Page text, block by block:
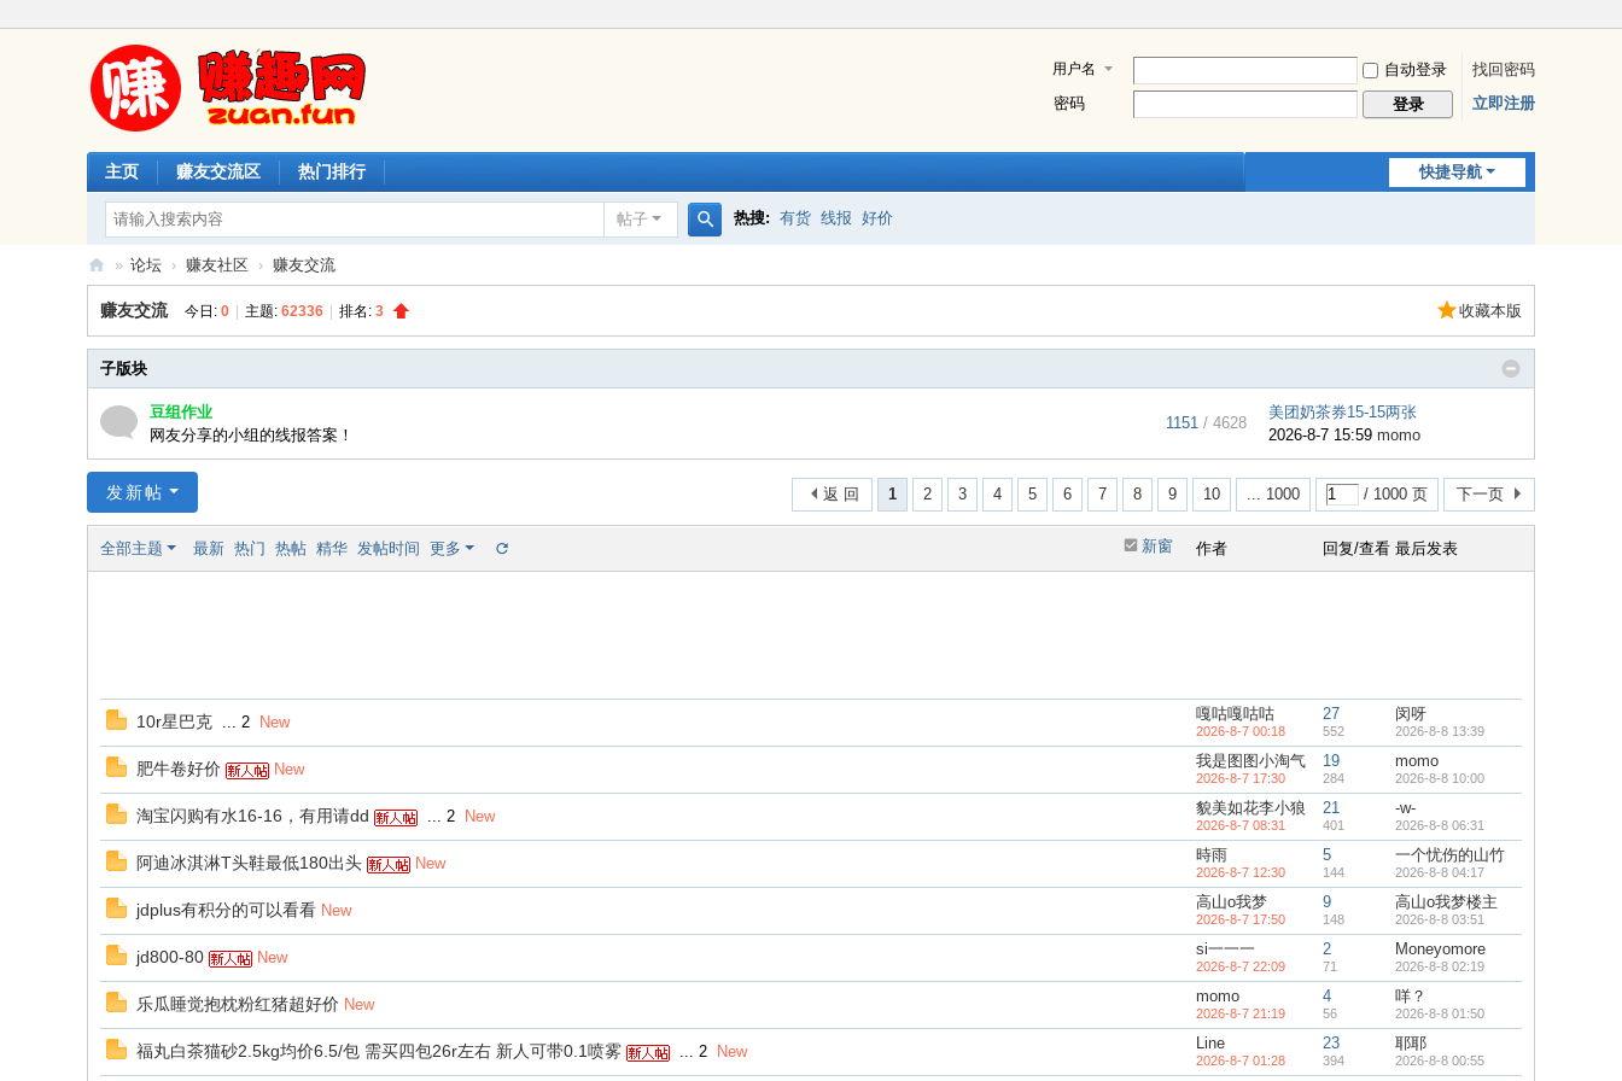
用户名 自动登录
找回密码
密码
登录 立即注册
快捷导航
主页 赚友交流区 热门排行
帖子
索
热搜: 有货 线报 好价
赚
趣
网
» 论坛 › 赚友社区 › 赚友交流
收藏本版
赚友交流 今日: 0 主题: 62336 排名: 3
子版块
豆组作业
网友分享的小组的线报答案！
1151 / 4628
美团奶茶券15-15两张
2026-8-7 15:59 momo
1 2 3 4 5 6 7 8 9 10 ... 1000 / 1000 页 下一页
返 回
发新帖
新窗
全部主题 最新 热门 热帖 精华 发帖时间 更多 作者 回复/查看 最后发表
10r星巴克 ... 2 New 嘎咕嘎咕咕
2026-8-7 00:18
27
552
闵呀
2026-8-8 13:39
肥牛卷好价 New 我是图图小淘气
2026-8-7 17:30
19
284
momo
2026-8-8 10:00
淘宝闪购有水16-16，有用请dd ... 2 New 貌美如花李小狼
2026-8-7 08:31
21
401
-w-
2026-8-8 06:31
阿迪冰淇淋T头鞋最低180出头 New 時雨
2026-8-7 12:30
5
144
一个忧伤的山竹
2026-8-8 04:17
jdplus有积分的可以看看 New 高山o我梦
2026-8-7 17:50
9
148
高山o我梦楼主
2026-8-8 03:51
jd800-80 New si一一一
2026-8-7 22:09
2
71
Moneyomore
2026-8-8 02:19
乐瓜睡觉抱枕粉红猪超好价 New momo
2026-8-7 21:19
4
56
咩？
2026-8-8 01:50
福丸白茶猫砂2.5kg均价6.5/包 需买四包26r左右 新人可带0.1喷雾 ... 2 New Line
2026-8-7 01:28
23
394
耶耶
2026-8-8 00:55